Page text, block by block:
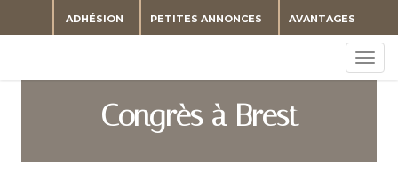
AVANTAGES
PETITES ANNONCES
ADHÉSION
Congrès à Brest